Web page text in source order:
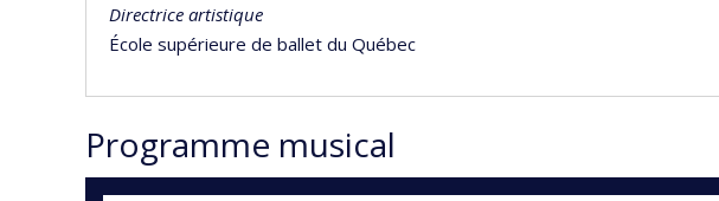
Directrice artistique
École supérieure de ballet du Québec
Programme musical